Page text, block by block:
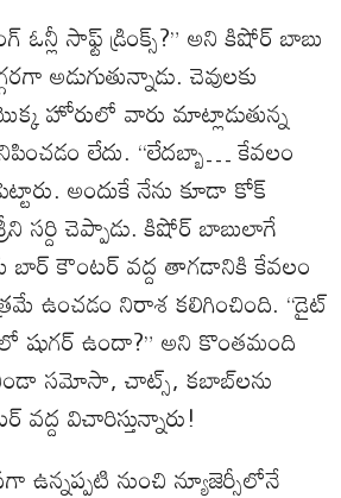
ఓన్లీ సాఫ్ట్డ్రింక్స్?” అని కిషోర్బాబు
అడుగుతున్నాడు. చెవులకు
హోరులో వారు మాట్లాడుతున్న
లేదు. “లేదబ్బా…కేవలం
. అందుకేనేను కూడా కోక్
సర్దిచెప్పాడు.కిషోర్బాబులాగే
బార్కౌంటర్వద్ద తాగడానికికేవలం
ఉంచడం నిరాశకలిగించింది. “డైట్
షుగర్ఉందా?” అని కొంతమంది
సమోసా, చాట్స్, కబాబ్‌లను
వద్ద విచారిస్తున్నారు!
ఉన్నప్పటి నుంచి న్యూజెర్సీలోనే